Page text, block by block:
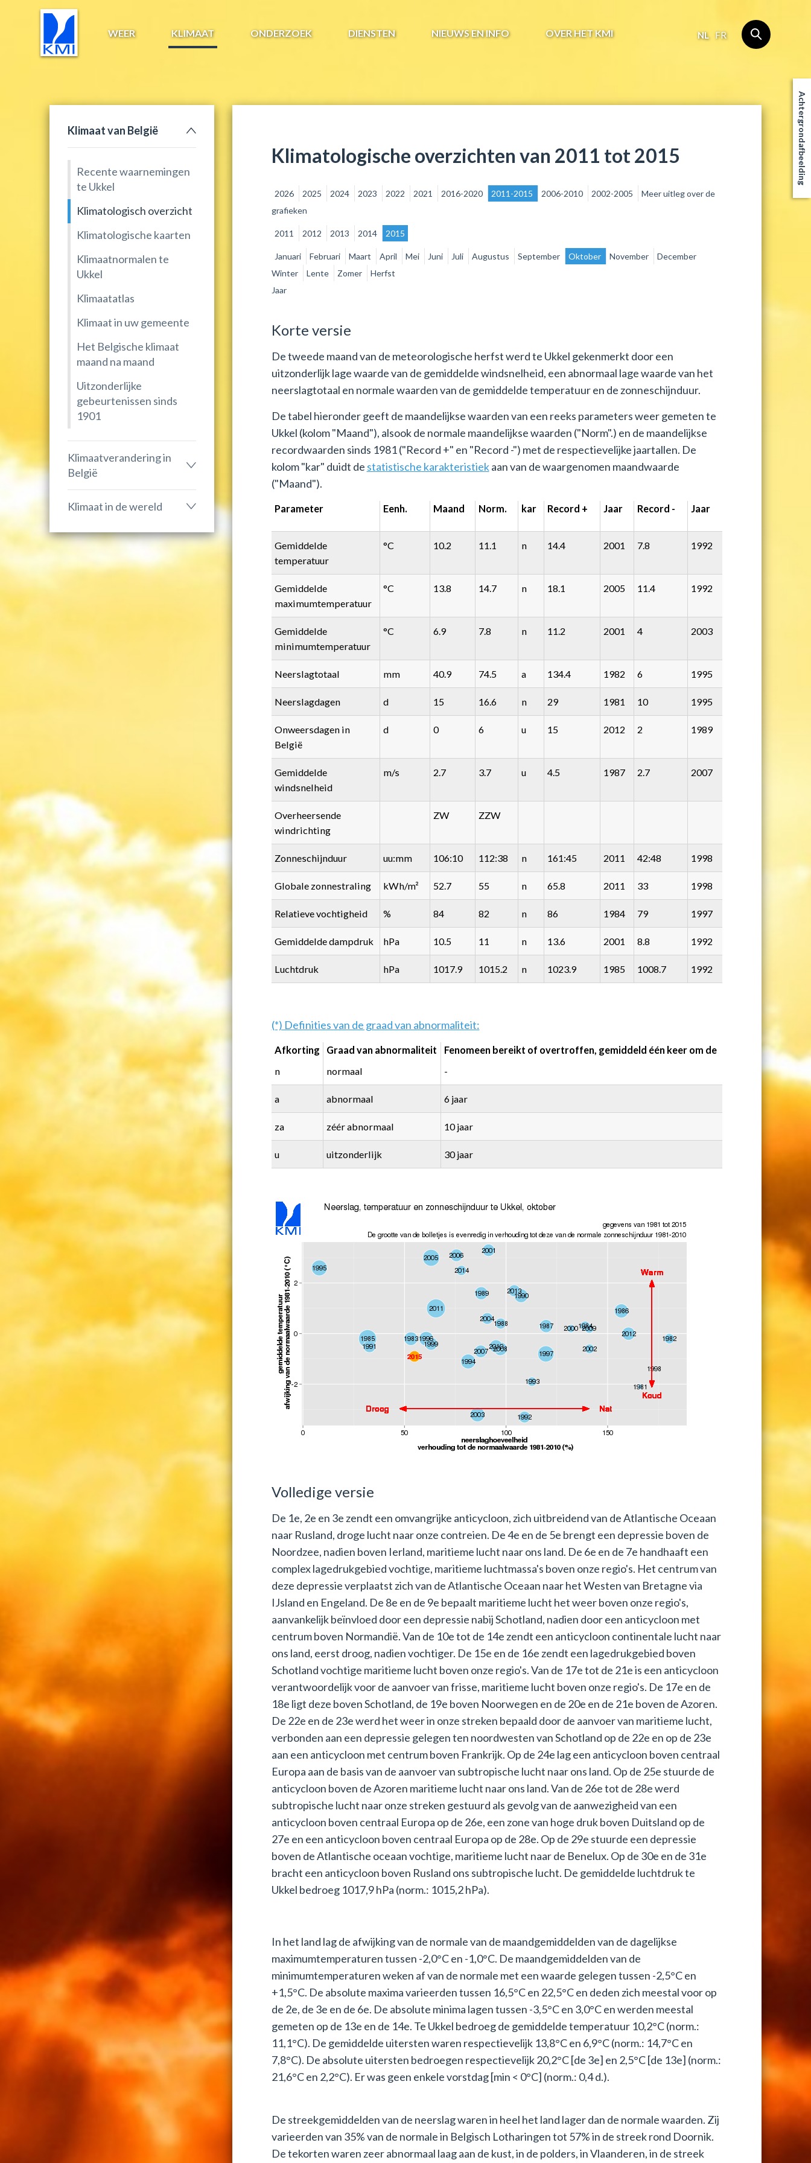
WEER KLIMAAT ONDERZOEK DIENSTEN NIEUWS EN INFO OVER HET KMI NL FR
Klimaat van België
Recente waarnemingen
te Ukkel
Klimatologisch overzicht
Klimatologische kaarten
Klimaatnormalen te
Ukkel
Klimaatatlas
Klimaat in uw gemeente
Het Belgische klimaat
maand na maand
Uitzonderlijke
gebeurtenissen sinds
1901
Klimaatverandering in
België
Klimaat in de wereld
Klimatologische overzichten van 2011 tot 2015
2026 2025 2024 2023 2022 2021 2016-2020 2011-2015 2006-2010 2002-2005
Meer uitleg over de
grafieken
2011 2012 2013 2014 2015
Januari Februari Maart April Mei Juni Juli Augustus September Oktober November
December
Winter
Lente Zomer
Herfst
Jaar
Korte versie
De tweede maand van de meteorologische herfst werd te Ukkel gekenmerkt door een
uitzonderlijk lage waarde van de gemiddelde windsnelheid, een abnormaal lage waarde van het
neerslagtotaal en normale waarden van de gemiddelde temperatuur en de zonneschijnduur.
De tabel hieronder geeft de maandelijkse waarden van een reeks parameters weer gemeten te
Ukkel (kolom "Maand"), alsook de normale maandelijkse waarden ("Norm".) en de maandelijkse
recordwaarden sinds 1981 ("Record +" en "Record -") met de respectievelijke jaartallen. De
kolom "kar" duidt de statistische karakteristiekaan van de waargenomen maandwaarde
("Maand").
Parameter Eenh. Maand Norm. kar Record + Jaar Record - Jaar
Gemiddelde
temperatuur
°C 10.2 11.1 n 14.4 2001 7.8 1992
Gemiddelde
maximumtemperatuur
°C 13.8 14.7 n 18.1 2005 11.4 1992
Gemiddelde
minimumtemperatuur
°C 6.9 7.8 n 11.2 2001 4 2003
Neerslagtotaal mm 40.9 74.5 a 134.4 1982 6 1995
Neerslagdagen d 15 16.6 n 29 1981 10 1995
Onweersdagen in
België
d 0 6 u 15 2012 2 1989
Gemiddelde
windsnelheid
m/s 2.7 3.7 u 4.5 1987 2.7 2007
Overheersende
windrichting
ZW ZZW
Zonneschijnduur uu:mm 106:10 112:38 n 161:45 2011 42:48 1998
Globale zonnestraling kWh/m² 52.7 55 n 65.8 2011 33 1998
Relatieve vochtigheid % 84 82 n 86 1984 79 1997
Gemiddelde dampdruk hPa 10.5 11 n 13.6 2001 8.8 1992
Luchtdruk hPa 1017.9 1015.2 n 1023.9 1985 1008.7 1992
(*) Definities van de graad van abnormaliteit:
Afkorting Graad van abnormaliteit
Fenomeen bereikt of overtroffen, gemiddeld één keer om de
n
normaal -
a abnormaal 6 jaar
za zéér abnormaal 10 jaar
u uitzonderlijk 30 jaar
Volledige versie
De 1e, 2e en 3e zendt een omvangrijke anticycloon, zich uitbreidend van de Atlantische Oceaan
naar Rusland, droge lucht naar onze contreien. De 4e en de 5e brengt een depressie boven de
Noordzee, nadien boven Ierland, maritieme lucht naar ons land. De 6e en de 7e handhaaft een
complex lagedrukgebied vochtige, maritieme luchtmassa's boven onze regio's. Het centrum van
deze depressie verplaatst zich van de Atlantische Oceaan naar het Westen van Bretagne via
IJsland en Engeland. De 8e en de 9e bepaalt maritieme lucht het weer boven onze regio's,
aanvankelijk beïnvloed door een depressie nabij Schotland, nadien door een anticycloon met
centrum boven Normandië. Van de 10e tot de 14e zendt een anticycloon continentale lucht naar
ons land, eerst droog, nadien vochtiger. De 15e en de 16e zendt een lagedrukgebied boven
Schotland vochtige maritieme lucht boven onze regio's. Van de 17e tot de 21e is een anticycloon
verantwoordelijk voor de aanvoer van frisse, maritieme lucht boven onze regio's. De 17e en de
18e ligt deze boven Schotland, de 19e boven Noorwegen en de 20e en de 21e boven de Azoren.
De 22e en de 23e werd het weer in onze streken bepaald door de aanvoer van maritieme lucht,
verbonden aan een depressie gelegen ten noordwesten van Schotland op de 22e en op de 23e
aan een anticycloon met centrum boven Frankrijk. Op de 24e lag een anticycloon boven centraal
Europa aan de basis van de aanvoer van subtropische lucht naar ons land. Op de 25e stuurde de
anticycloon boven de Azoren maritieme lucht naar ons land. Van de 26e tot de 28e werd
subtropische lucht naar onze streken gestuurd als gevolg van de aanwezigheid van een
anticycloon boven centraal Europa op de 26e, een zone van hoge druk boven Duitsland op de
27e en een anticycloon boven centraal Europa op de 28e. Op de 29e stuurde een depressie
boven de Atlantische oceaan vochtige, maritieme lucht naar de Benelux. Op de 30e en de 31e
bracht een anticycloon boven Rusland ons subtropische lucht. De gemiddelde luchtdruk te
Ukkel bedroeg 1017,9 hPa (norm.: 1015,2 hPa).
In het land lag de afwijking van de normale van de maandgemiddelden van de dagelijkse
maximumtemperaturen tussen -2,0°C en -1,0°C. De maandgemiddelden van de
minimumtemperaturen weken af van de normale met een waarde gelegen tussen -2,5°C en
+1,5°C. De absolute maxima varieerden tussen 16,5°C en 22,5°C en deden zich meestal voor op
de 2e, de 3e en de 6e. De absolute minima lagen tussen -3,5°C en 3,0°C en werden meestal
gemeten op de 13e en de 14e. Te Ukkel bedroeg de gemiddelde temperatuur 10,2°C (norm.:
11,1°C). De gemiddelde uitersten waren respectievelijk 13,8°C en 6,9°C (norm.: 14,7°C en
7,8°C). De absolute uitersten bedroegen respectievelijk 20,2°C [de 3e] en 2,5°C [de 13e] (norm.:
21,6°C en 2,2°C). Er was geen enkele vorstdag [min < 0°C] (norm.: 0,4 d.).
De streekgemiddelden van de neerslag waren in heel het land lager dan de normale waarden. Zij
varieerden van 35% van de normale in Belgisch Lotharingen tot 57% in de streek rond Doornik.
De tekorten waren zeer abnormaal laag aan de kust, in de polders, in Vlaanderen, in de streek
Achtergrondafbeelding